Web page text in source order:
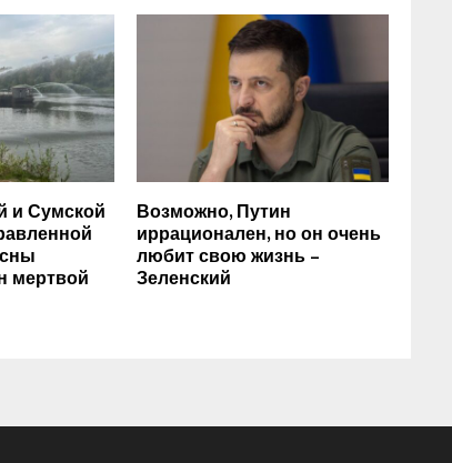
и Сумской
мертвой
Возможно, Путин
иррационален, но он очень
любит свою жизнь –
Зеленский